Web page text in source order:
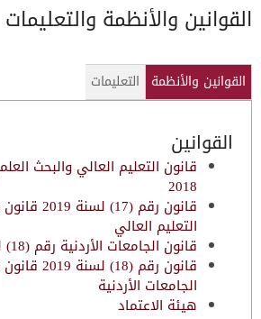
القوانين والأنظمة والتعليمات
القوانين والأنظمة التعليمات
القوانين
2018
قانون رقم
التعليم العالي
قانون الجامعات الأردنية رقم (18) لسنة 2018
قانون رقم
الجامعات الأردنية
هيئة الاعتماد